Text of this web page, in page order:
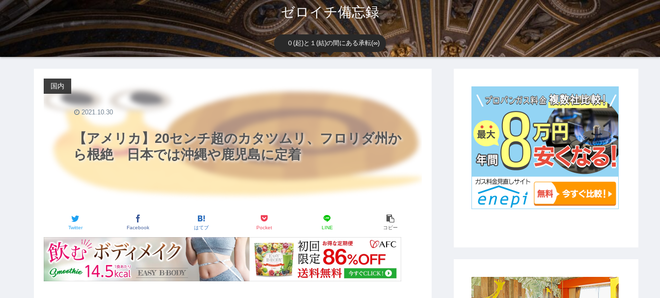
ゼロイチ備忘録
０(起)と１(結)の間にある承転(∞)
【アメリカ】20センチ超のカタツムリ、フロリダ州か
ら根絶 日本では沖縄や鹿児島に定着
国内
Twitter Facebook はてブ Pocket LINE コピー
2021.10.30